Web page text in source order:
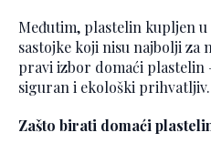
Međutim, plastelin kupljen
sastojke koji nisu najbolji za
pravi izbor domaći plastelin
siguran i ekološki prihvatljiv.
Zašto birati domaći